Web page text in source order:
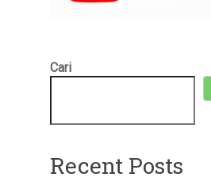
Cari
Recent Posts